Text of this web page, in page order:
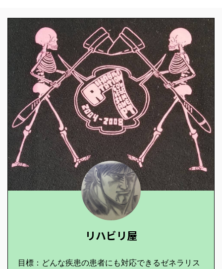
リハビリ屋
目標：どんな疾患の患者にも対応できるゼネラリス